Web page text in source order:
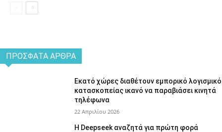
ΠΡΌΣΦΑΤΑ ΆΡΘΡΑ
Εκατό χώρες διαθέτουν εμπορικό λογισμικό
κατασκοπείας ικανό να παραβιάσει κινητά
τηλέφωνα
22 Απριλίου 2026
Η Deepseek αναζητά για πρώτη φορά